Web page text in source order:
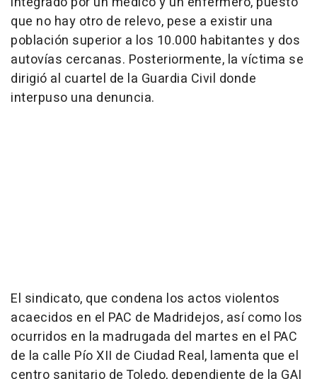
que no hay otro de relevo, pese a existir una
población superior a los 10.000 habitantes y dos
autovías cercanas. Posteriormente, la víctima se
dirigió al cuartel de la Guardia Civil donde
interpuso una denuncia.
El sindicato, que condena los actos violentos
acaecidos en el PAC de Madridejos, así como los
ocurridos en la madrugada del martes en el PAC
de la calle Pío XII de Ciudad Real, lamenta que el
centro sanitario de Toledo, dependiente de la GAI